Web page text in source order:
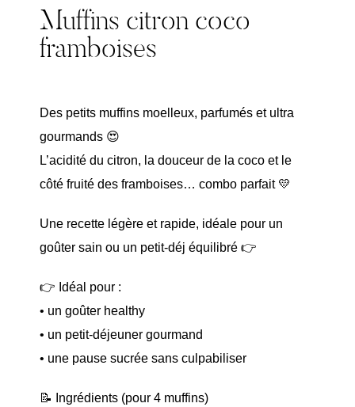
Muffins citron coco
framboises
Des petits muffins moelleux, parfumés et ultra
gourmands 😍
L’acidité du citron, la douceur de la coco et le
côté fruité des framboises… combo parfait 💛
Une recette légère et rapide, idéale pour un
goûter sain ou un petit-déj équilibré 👉
👉 Idéal pour :
• un goûter healthy
• un petit-déjeuner gourmand
• une pause sucrée sans culpabiliser
📝 Ingrédients (pour 4 muffins)